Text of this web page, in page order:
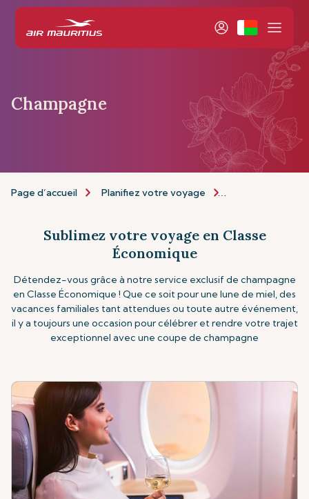
Champagne
Page d’accueil Planifiez votre voyage
Sublimez votre voyage en Classe
Économique
Détendez-vous grâce à notre service exclusif de champagne
en Classe Économique ! Que ce soit pour une lune de miel, des
vacances familiales tant attendues ou toute autre événement,
il y a toujours une occasion pour célébrer et rendre votre trajet
exceptionnel avec une coupe de champagne